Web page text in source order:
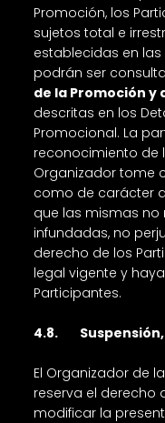
Promoción, los
sujetos total e
establecidas en las
podrán ser
de la Promoción y
descritas en los
Promocional. La
reconocimiento de
Organizador tome
como de carácter
que las mismas no
infundadas, no
derecho de los
legal vigente y
Participantes.
4.8. Suspensión,
El Organizador de
reserva el derecho
modificar la